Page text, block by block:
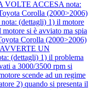
VOLTE ACCESA nota:
Corolla (2000>2006)
(dettagli) 1) il motore
si è avviato ma spia
Corolla (2000>2006)
UN
(dettagli) 1) il problema
a 3000/3500 rpm si
scende ad un regime
2) quando si presenta il